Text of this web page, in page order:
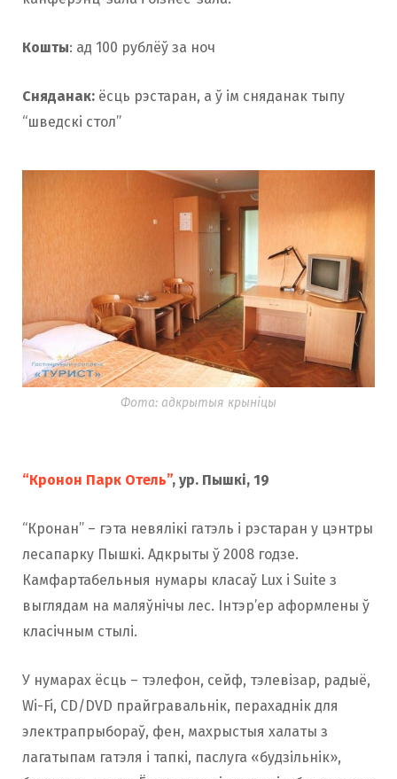
Кошты: ад 100 рублёў за ноч
Сняданак: ёсць рэстаран, а ў ім сняданак тыпу
“шведскі стол”
Фота: адкрытыя крыніцы
“Кронон Парк Отель”, ур. Пышкі, 19
“Кронан” – гэта невялікі гатэль і рэстаран у цэнтры
лесапарку Пышкі. Адкрыты ў 2008 годзе.
Камфартабельныя нумары класаў Lux і Suite з
выглядам на маляўнічы лес. Інтэр’ер аформлены ў
класічным стылі.
У нумарах ёсць – тэлефон, сейф, тэлевізар, радыё,
Wi-Fi, CD/DVD прайгравальнік, перахаднік для
электрапрыбораў, фен, махрыстыя халаты з
лагатыпам гатэля і тапкі, паслуга «будзільнік»,